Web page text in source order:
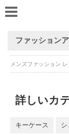
ファッション
メンズファッション
詳しいカ
キーケース